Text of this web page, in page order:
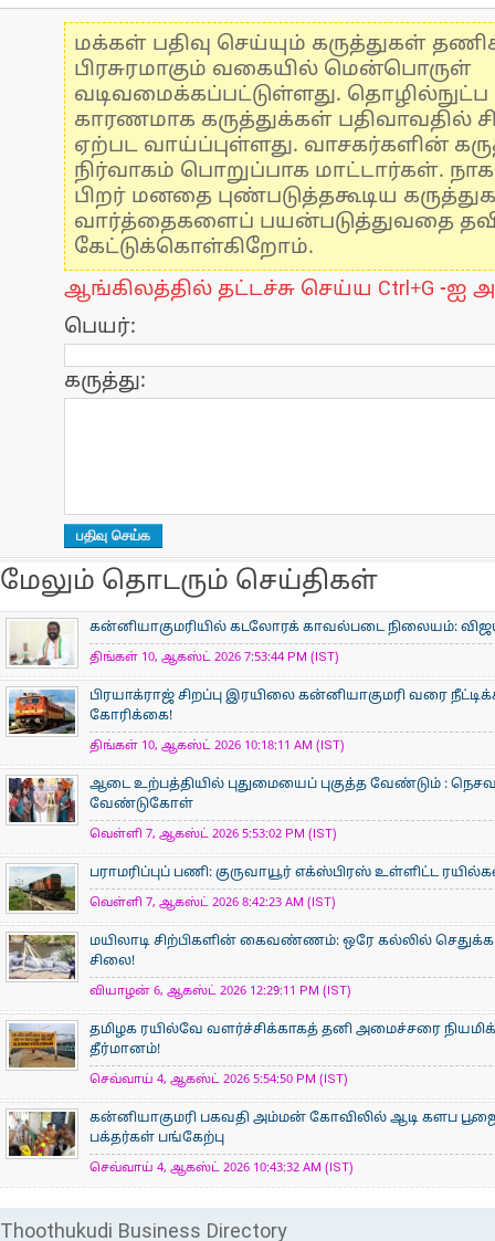
மக்கள் பதிவு செய்யும் கருத்துகள்
பிரசுரமாகும் வகையில் மென்பொருள்
வடிவமைக்கப்பட்டுள்ளது.
காரணமாக கருத்துக்கள் பதிவாவதில்
ஏற்பட வாய்ப்புள்ளது. வாசகர்களின்
நிர்வாகம் பொறுப்பாக மாட்டார்கள்.
பிறர் மனதை புண்படுத்தகூடிய
வார்த்தைகளைப் பயன்படுத்துவதை
கேட்டுக்கொள்கிறோம்.
ஆங்கிலத்தில் தட்டச்சு செய்ய Ctrl+G -ஐ
பெயர்:
கருத்து:
மேலும் தொடரும் செய்திகள்
கன்னியாகுமரியில் கடலோரக் காவல்படை நிலையம்:
திங்கள் 10, ஆகஸ்ட் 2026 7:53:44 PM (IST)
பிரயாக்ராஜ் சிறப்பு இரயிலை கன்னியாகுமரி வரை
கோரிக்கை!
திங்கள் 10, ஆகஸ்ட் 2026 10:18:11 AM (IST)
ஆடை உற்பத்தியில் புதுமையைப் புகுத்த வேண்டும் :
வேண்டுகோள்
வெள்ளி 7, ஆகஸ்ட் 2026 5:53:02 PM (IST)
பராமரிப்புப் பணி: குருவாயூர் எக்ஸ்பிரஸ் உள்ளிட்ட
வெள்ளி 7, ஆகஸ்ட் 2026 8:42:23 AM (IST)
மயிலாடி சிற்பிகளின் கைவண்ணம்: ஒரே கல்லில்
சிலை!
வியாழன் 6, ஆகஸ்ட் 2026 12:29:11 PM (IST)
தமிழக ரயில்வே வளர்ச்சிக்காகத் தனி அமைச்சரை
தீர்மானம்!
செவ்வாய் 4, ஆகஸ்ட் 2026 5:54:50 PM (IST)
கன்னியாகுமரி பகவதி அம்மன் கோவிலில் ஆடி களப
பக்தர்கள் பங்கேற்பு
செவ்வாய் 4, ஆகஸ்ட் 2026 10:43:32 AM (IST)
Thoothukudi Business Directory